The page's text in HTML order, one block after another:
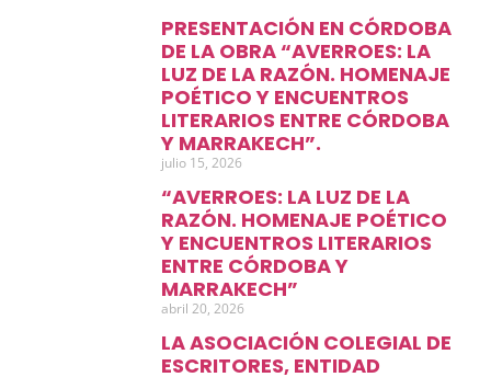
PRESENTACIÓN EN CÓRDOBA
DE LA OBRA “AVERROES: LA
LUZ DE LA RAZÓN. HOMENAJE
POÉTICO Y ENCUENTROS
LITERARIOS ENTRE CÓRDOBA
Y MARRAKECH”.
julio 15, 2026
“AVERROES: LA LUZ DE LA
RAZÓN. HOMENAJE POÉTICO
Y ENCUENTROS LITERARIOS
ENTRE CÓRDOBA Y
MARRAKECH”
abril 20, 2026
LA ASOCIACIÓN COLEGIAL DE
ESCRITORES, ENTIDAD